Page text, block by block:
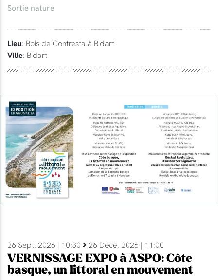
Sortie nature
Lieu: Bois de Contresta à Bidart
Ville: Bidart
26 Sept. 2026 | 10:30 26 Déce. 2026 | 11:00
VERNISSAGE EXPO à ASPO: Côte
basque, un littoral en mouvement